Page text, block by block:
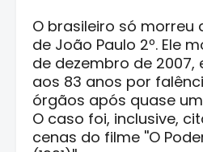
O brasileiro só morreu
de João Paulo 2º. Ele
de dezembro de 2007,
aos 83 anos por
órgãos após quase
O caso foi, inclusive,
cenas do filme ''O